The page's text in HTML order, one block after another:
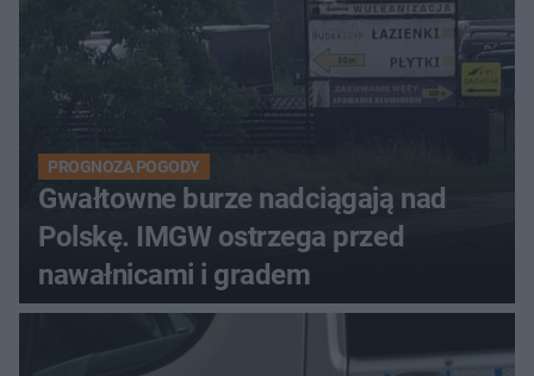
PROGNOZA POGODY
Gwałtowne burze nadciągają nad
Polskę. IMGW ostrzega przed
nawałnicami i gradem